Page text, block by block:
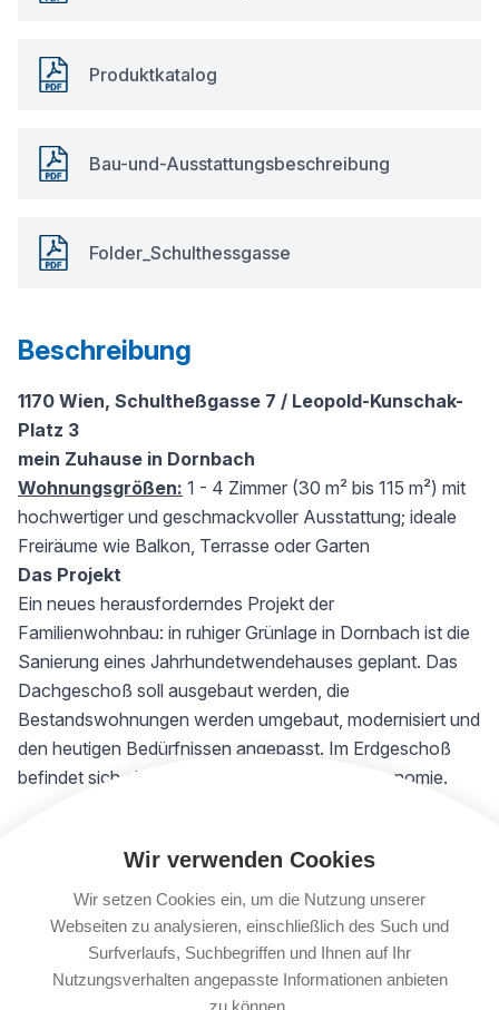
Wir verwenden Cookies
Wir setzen Cookies ein, um die Nutzung unserer
Webseiten zu analysieren, einschließlich des Such und
Surfverlaufs, Suchbegriffen und Ihnen auf Ihr
Nutzungsverhalten angepasste Informationen anbieten
zu können.
Produktkatalog
Bau-und-Ausstattungsbeschreibung
Folder_Schulthessgasse
Beschreibung
1170 Wien, Schultheßgasse 7 / Leopold-Kunschak-
Platz 3
mein Zuhause in Dornbach
Wohnungsgrößen: 1 - 4 Zimmer (30 m² bis 115 m²) mit
hochwertiger und geschmackvoller Ausstattung; ideale
Freiräume wie Balkon, Terrasse oder Garten
Das Projekt
Ein neues herausforderndes Projekt der
Familienwohnbau: in ruhiger Grünlage in Dornbach ist die
Sanierung eines Jahrhundetwendehauses geplant. Das
Dachgeschoß soll ausgebaut werden, die
Bestandswohnungen werden umgebaut, modernisiert und
den heutigen Bedürfnissen angepasst. Im Erdgeschoß
befindet sich eine große Lokalfläche für Gastronomie.
Bestands-Wohnungen in Größen von 30 m²
bis 94 m² mit 1 bis 3 Zimmern, teilweise mit lauschigem
Balkon in den Innenhof werden dem heutigen Standard
entsprechend hergestellt; außerdem entstehen durch den
Ausbau des Dachgeschoßes weitere 6 neue Wohnungen